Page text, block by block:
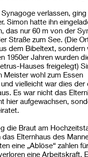
verlassen,
Simon hatte ihn
das nur 60 m von der
Straße zum See. (Die
dem Bibeltext, sondern
1950er Jahren wurden
Hauses freigelegt)
Meister wohl zum Essen
vielleicht war dies der
Es war nicht das
hier aufgewachsen,
die Braut am
Elternhaus des
eine „Ablöse“ zahlen
eine Arbeitskraft.